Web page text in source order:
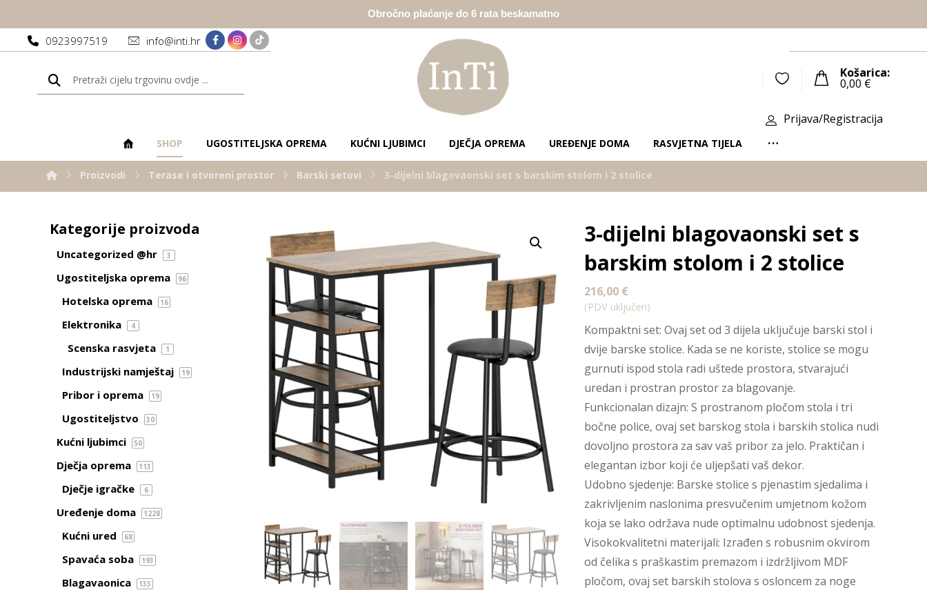
Obročno plaćanje do 6 rata beskamatno
0923997519 info@inti.hr
Košarica:
0,00 €
Prijava/Registracija
SHOP UGOSTITELJSKA OPREMA KUĆNI LJUBIMCI DJEČJA OPREMA UREĐENJE DOMA RASVJETNA TIJELA
Proizvodi Terase i otvoreni prostor Barski setovi 3-dijelni blagovaonski set s barskim stolom i 2 stolice
Enlarge the image
3-dijelni blagovaonski set s
barskim stolom i 2 stolice
216,00 €
(PDV uključen)
Kompaktni set: Ovaj set od 3 dijela uključuje barski stol i
dvije barske stolice. Kada se ne koriste, stolice se mogu
gurnuti ispod stola radi uštede prostora, stvarajući
uredan i prostran prostor za blagovanje.
Funkcionalan dizajn: S prostranom pločom stola i tri
bočne police, ovaj set barskog stola i barskih stolica nudi
dovoljno prostora za sav vaš pribor za jelo. Praktičan i
elegantan izbor koji će uljepšati vaš dekor.
Udobno sjedenje: Barske stolice s pjenastim sjedalima i
zakrivljenim naslonima presvučenim umjetnom kožom
koja se lako održava nude optimalnu udobnost sjedenja.
Visokokvalitetni materijali: Izrađen s robusnim okvirom
od čelika s praškastim premazom i izdržljivom MDF
pločom, ovaj set barskih stolova s ​​osloncem za noge
Kategorije proizvoda
Uncategorized @hr 3
Ugostiteljska oprema 96
Hotelska oprema 16
Elektronika 4
Scenska rasvjeta 1
Industrijski namještaj 19
Pribor i oprema 19
Ugostiteljstvo 30
Kućni ljubimci 50
Dječja oprema 113
Dječje igračke 6
Uređenje doma 1228
Kućni ured 68
Spavaća soba 193
Blagavaonica 133